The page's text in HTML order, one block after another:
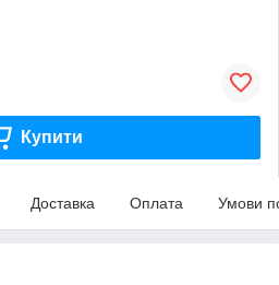
Купити
Доставка Оплата Умови